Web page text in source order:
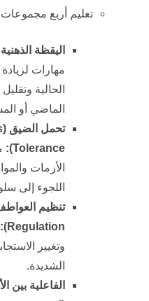
تعليم أربع
اليقظة
مهارات
الحالية
الماضي أو
تحمل الضيق (
Tolerance
):
الأزمات
اللجوء إلى
تنظيم
Regulation
):
وتغيير
الشديدة.
الفاعلية بين